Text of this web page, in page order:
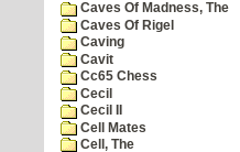
Caves Of Madness, The
Caves Of Rigel
Caving
Cavit
Cc65 Chess
Cecil
Cecil II
Cell Mates
Cell, The